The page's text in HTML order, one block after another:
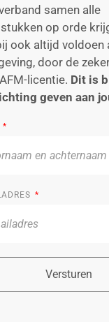
samen alle
op orde
ook altijd voldoen
door de
licentie. Dit is
geven aan
Versturen